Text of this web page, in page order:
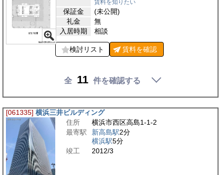
賃料を知りたい
保証金
(未公開)
礼金
無
入居時期
相談
検討リスト 賃料を確認
全 11 件を確認する
[061335] 横浜三井ビルディング
住所
横浜市西区高島1-1-2
最寄駅
新高島駅2分
横浜駅5分
竣工
2012/3